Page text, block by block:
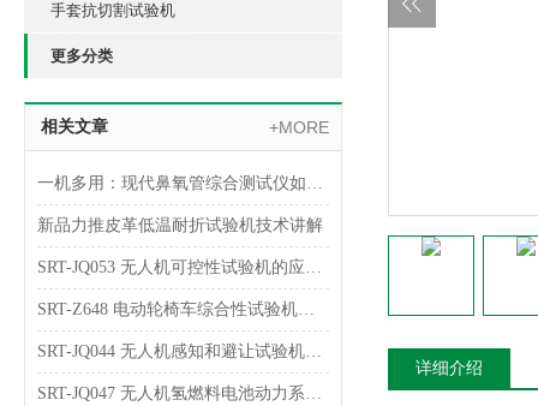
手套抗切割试验机
更多分类
相关文章 +MORE
一机多用：现代鼻氧管综合测试仪如何实现多参数一体化检测
新品力推皮革低温耐折试验机技术讲解
SRT-JQ053 无人机可控性试验机的应用介绍 可按需定制
SRT-Z648 电动轮椅车综合性试验机的特点有哪些
SRT-JQ044 无人机感知和避让试验机可以用在哪些方面
SRT-JQ047 无人机氢燃料电池动力系统试验机的简单介绍 按需定制
详细介绍